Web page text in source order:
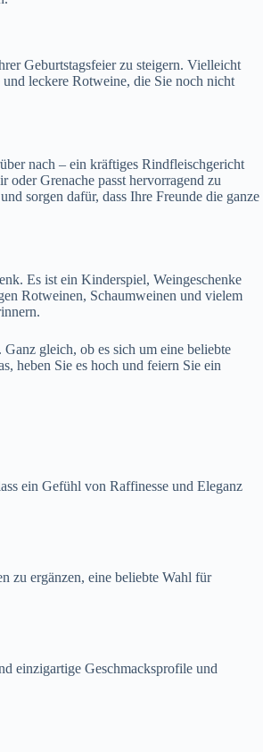
Geburtstagsfeier zu steigern. Vielleicht
leckere Rotweine, die Sie noch nicht
nach – ein kräftiges Rindfleischgericht
Grenache passt hervorragend zu
sorgen dafür, dass Ihre Freunde die ganze
Es ist ein Kinderspiel, Weingeschenke
Rotweinen, Schaumweinen und vielem
gleich, ob es sich um eine beliebte
heben Sie es hoch und feiern Sie ein
ein Gefühl von Raffinesse und Eleganz
zu ergänzen, eine beliebte Wahl für
einzigartige Geschmacksprofile und